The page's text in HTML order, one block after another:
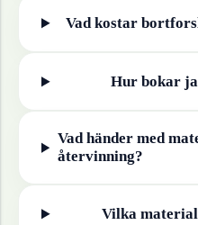
Vad kostar
Hur bokar
Vad händer med
återvinning?
Vilka